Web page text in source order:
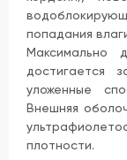
попадания
Максимально
достигается
уложенные
Внешняя
плотности.